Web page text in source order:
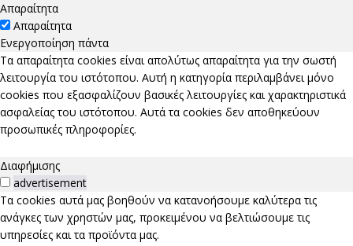
Απαραίτητα
Απαραίτητα
Ενεργοποίηση πάντα
Τα απαραίτητα cookies είναι απολύτως απαραίτητα για την σωστή
λειτουργία του ιστότοπου. Αυτή η κατηγορία περιλαμβάνει μόνο
cookies που εξασφαλίζουν βασικές λειτουργίες και χαρακτηριστικά
ασφαλείας του ιστότοπου. Αυτά τα cookies δεν αποθηκεύουν
προσωπικές πληροφορίες.
Διαφήμισης
advertisement
Τα cookies αυτά μας βοηθούν να κατανοήσουμε καλύτερα τις
ανάγκες των χρηστών μας, προκειμένου να βελτιώσουμε τις
υπηρεσίες και τα προϊόντα μας.